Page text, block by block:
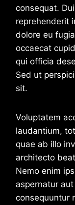
consequat.
reprehenderit
dolore eu
occaecat
qui officia
Sed ut
sit.
Voluptatem
laudantium,
quae ab illo
architecto
Nemo enim
aspernatur
consequuntur